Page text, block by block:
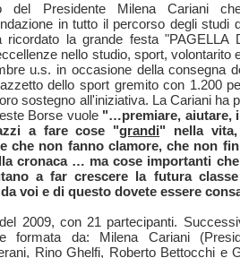
del Presidente Milena Cariani
in tutto il percorso degli studi
ricordato la grande festa "PAGELLA
nello studio, sport, volontarito
u.s. in occasione della consegna
dello sport gremito con 1.200
sostegno all'iniziativa. La Cariani ha
Borse vuole "…premiare, aiutare,
a fare cose "grandi" nella
che non fanno clamore, che non
cronaca … ma cose importanti
a far crescere la futura
voi e di questo dovete essere
2009, con 21 partecipanti.
formata da: Milena Cariani
Rino Ghelfi, Roberto Bettocchi e